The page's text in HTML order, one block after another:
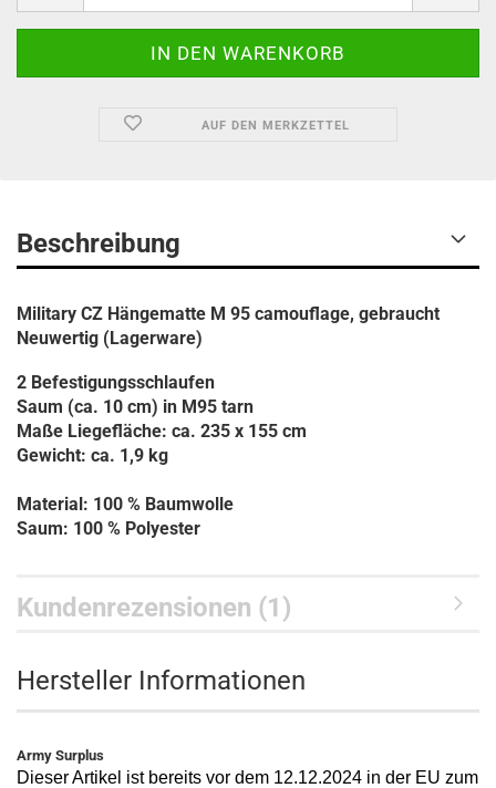
AUF DEN MERKZETTEL
Beschreibung
Military CZ Hängematte M 95 camouflage, gebraucht
Neuwertig (Lagerware)
2 Befestigungsschlaufen
Saum (ca. 10 cm) in M95 tarn
Maße Liegefläche: ca. 235 x 155 cm
Gewicht: ca. 1,9 kg
Material: 100 % Baumwolle
Saum: 100 % Polyester
Kundenrezensionen (1)
Hersteller Informationen
Army Surplus
Dieser Artikel ist bereits vor dem 12.12.2024 in der EU zum